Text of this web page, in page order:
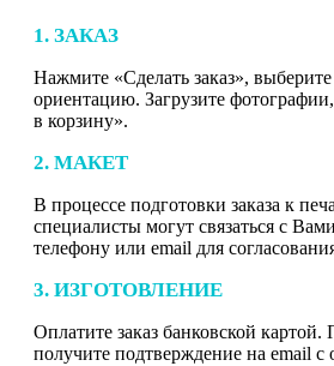
1. ЗАКАЗ
Нажмите «Сделать заказ»,
ориентацию. Загрузите
в корзину».
2. МАКЕТ
В процессе подготовки заказа к
специалисты могут связаться с
телефону или email для
3. ИЗГОТОВЛЕНИЕ
Оплатите заказ банковской картой.
получите подтверждение на email с